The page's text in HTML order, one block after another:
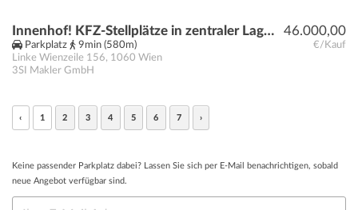
46.000,00
€/Kauf
Innenhof! KFZ-Stellplätze in zentraler Lage Nähe Brückengasse
Parkplatz
9min (580m)
Linke Wienzeile 156, 1060 Wien
3SI Makler GmbH
‹ 1 2 3 4 5 6 7 ›
Keine passender Parkplatz dabei? Lassen Sie sich per E-Mail benachrichtigen, sobald
neue Angebot verfügbar sind.